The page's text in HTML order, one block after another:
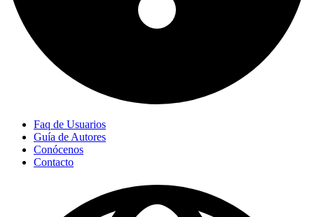
Faq de Usuarios
Guía de Autores
Conócenos
Contacto